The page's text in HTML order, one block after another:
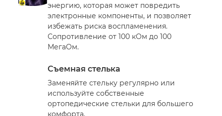
энергию, которая может повредить
электронные компоненты, и позволяет
избежать риска воспламенения.
Сопротивление от 100 кОм до 100
МегаОм.
Съемная стелька
Заменяйте стельку регулярно или
используйте собственные
ортопедические стельки для большего
комфорта.